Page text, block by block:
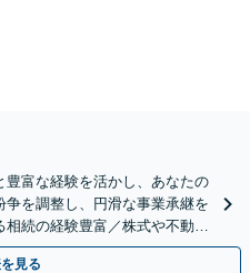
豊富な経験を活かし、あなたの
を調整し、円滑な事業承継を
続の経験豊富／株式や不動産
管理の問題に精通」
見る